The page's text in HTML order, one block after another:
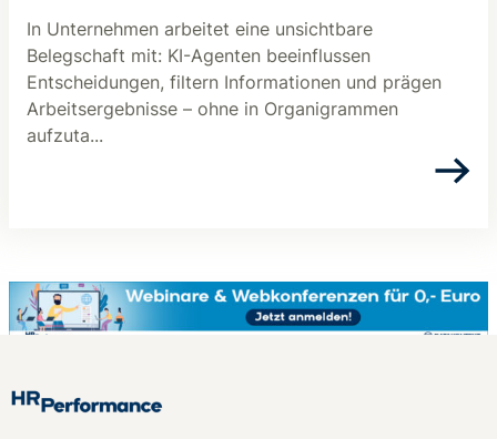
In Unternehmen arbeitet eine unsichtbare
Belegschaft mit: KI-Agenten beeinflussen
Entscheidungen, filtern Informationen und prägen
Arbeitsergebnisse – ohne in Organigrammen
aufzuta...